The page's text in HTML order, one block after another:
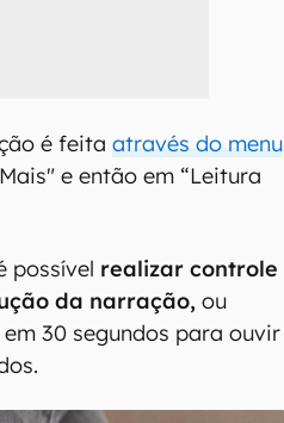
é feitaatravés do menu
e então em “Leitura
possível realizar controle
da narração, ou
30 segundos para ouvir